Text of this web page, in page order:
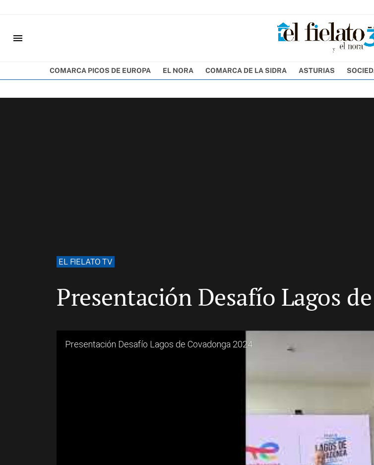
menu
COMARCA PICOS DE EUROPA EL NORA COMARCA DE LA SIDRA ASTURIAS
EL FIELATO TV
Presentación Desafío Lagos
Presentación Desafío Lagos de Covadonga 2024